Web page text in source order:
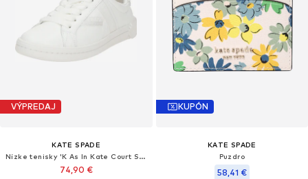
VÝPREDAJ
KATE SPADE
Nízke tenisky 'K As In Kate Court Sneaker'
74,90 €
KUPÓN
KATE SPADE
Puzdro
58,41 €